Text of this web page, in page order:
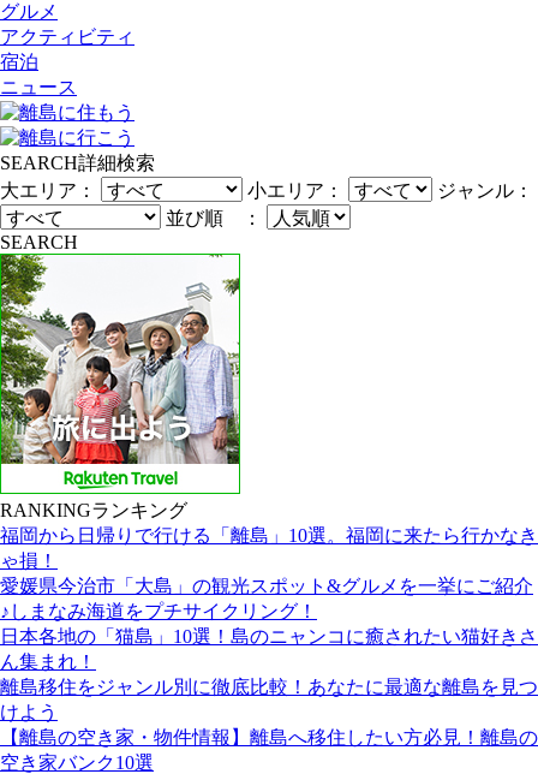
グルメ
アクティビティ
宿泊
ニュース
SEARCH詳細検索
大エリア：
小エリア：
ジャンル：
並び順 ：
SEARCH
RANKINGランキング
福岡から日帰りで行ける「離島」10選。福岡に来たら行かなき
ゃ損！
愛媛県今治市「大島」の観光スポット&グルメを一挙にご紹介
♪しまなみ海道をプチサイクリング！
日本各地の「猫島」10選！島のニャンコに癒されたい猫好きさ
ん集まれ！
離島移住をジャンル別に徹底比較！あなたに最適な離島を見つ
けよう
【離島の空き家・物件情報】離島へ移住したい方必見！離島の
空き家バンク10選